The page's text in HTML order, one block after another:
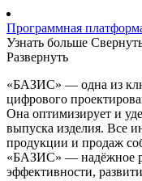
Программная
Узнать больше
Развернуть
«БАЗИС» — одна из
цифрового
Она оптимизирует и
выпуска изделия. Все
продукции и продаж
«БАЗИС» — надёжное
эффективности,